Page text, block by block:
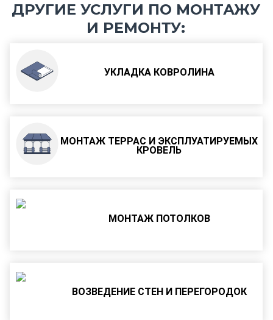
ДРУГИЕ УСЛУГИ ПО МОНТАЖУ
И РЕМОНТУ:
УКЛАДКА КОВРОЛИНА
МОНТАЖ ТЕРРАС И ЭКСПЛУАТИРУЕМЫХ
КРОВЕЛЬ
МОНТАЖ ПОТОЛКОВ
ВОЗВЕДЕНИЕ СТЕН И ПЕРЕГОРОДОК